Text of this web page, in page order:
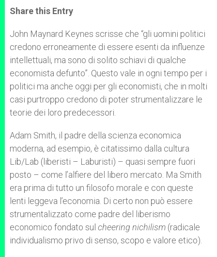
t
s
p
p
s
e
g
e
r
e
b
o
k
r
Share this Entry
John Maynard Keynes scrisse che “gli uomini politici
credono erroneamente di essere esenti da influenze
intellettuali, ma sono di solito schiavi di qualche
economista defunto”. Questo vale in ogni tempo per i
politici ma anche oggi per gli economisti, che in molti
casi purtroppo credono di poter strumentalizzare le
teorie dei loro predecessori.
Adam Smith, il padre della scienza economica
moderna, ad esempio, è citatissimo dalla cultura
Lib/Lab (liberisti – Laburisti) – quasi sempre fuori
posto – come l’alfiere del libero mercato. Ma Smith
era prima di tutto un filosofo morale e con queste
lenti leggeva l’economia. Di certo non può essere
strumentalizzato come padre del liberismo
economico fondato sul cheering nichilism (radicale
individualismo privo di senso, scopo e valore etico).